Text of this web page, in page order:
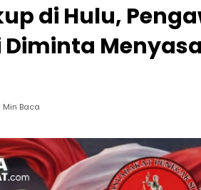
di Hulu,
Min Baca